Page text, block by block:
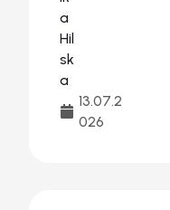
13.07.2
026